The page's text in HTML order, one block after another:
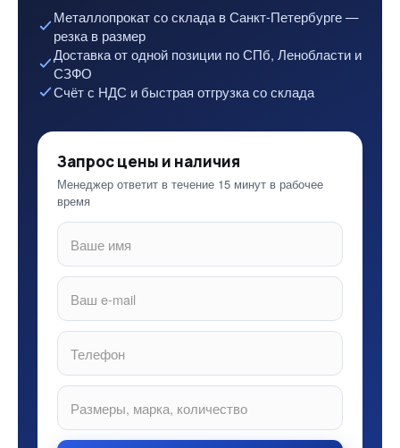
Металлопрокат со склада в Санкт-Петербурге —
резка в размер
Доставка от одной позиции по СПб, Ленобласти и
СЗФО
Счёт с НДС и быстрая отгрузка со склада
Запрос цены и наличия
Менеджер ответит в течение 15 минут в рабочее
время